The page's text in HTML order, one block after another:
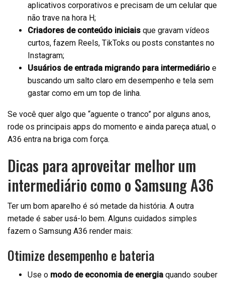
aplicativos corporativos e precisam de um celular que
não trave na hora H;
Criadores de conteúdo iniciais que gravam vídeos
curtos, fazem Reels, TikToks ou posts constantes no
Instagram;
Usuários de entrada migrando para intermediário e
buscando um salto claro em desempenho e tela sem
gastar como em um top de linha.
Se você quer algo que “aguente o tranco” por alguns anos,
rode os principais apps do momento e ainda pareça atual, o
A36 entra na briga com força.
Dicas para aproveitar melhor um
intermediário como o Samsung A36
Ter um bom aparelho é só metade da história. A outra
metade é saber usá-lo bem. Alguns cuidados simples
fazem o Samsung A36 render mais:
Otimize desempenho e bateria
Use o modo de economia de energia quando souber